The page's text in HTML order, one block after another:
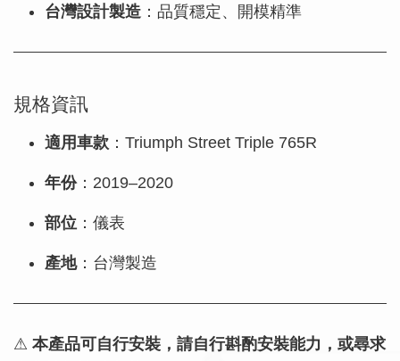
台灣設計製造 ：品質穩定、開模精準
規格資訊
適用車款 ：Triumph Street Triple 765R
年份：2019–2020
部位 ：儀表
產地：台灣製造
⚠ 本產品可自行安裝，請自行斟酌安裝能力，或尋求